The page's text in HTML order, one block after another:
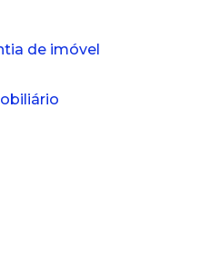
de imóvel